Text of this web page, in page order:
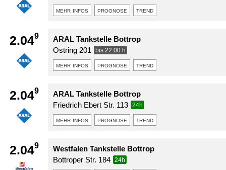
mehr infos prognose trend
2.049
ARAL Tankstelle Bottrop
Ostring 201
bis 22:00 h
mehr infos prognose trend
2.049
ARAL Tankstelle Bottrop
Friedrich Ebert Str. 113
24h
mehr infos prognose trend
2.049
Westfalen Tankstelle Bottrop
Bottroper Str. 184
24h